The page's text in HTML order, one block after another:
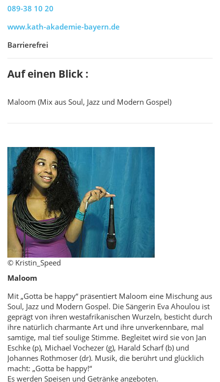
089-38 10 20
www.kath-akademie-bayern.de
Barrierefrei
Auf einen Blick :
Maloom (Mix aus Soul, Jazz und Modern Gospel)
© Kristin_Speed
Maloom
Mit „Gotta be happy“ präsentiert Maloom eine Mischung aus
Soul, Jazz und Modern Gospel. Die Sängerin Eva Ahoulou ist
geprägt von ihren westafrikanischen Wurzeln, besticht durch
ihre natürlich charmante Art und ihre unverkennbare, mal
samtige, mal tief soulige Stimme. Begleitet wird sie von Jan
Eschke (p), Michael Vochezer (g), Harald Scharf (b) und
Johannes Rothmoser (dr). Musik, die berührt und glücklich
macht: „Gotta be happy!“
Es werden Speisen und Getränke angeboten.